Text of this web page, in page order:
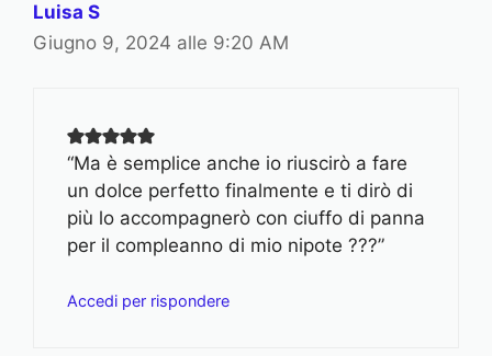
Luisa S
Giugno 9, 2024 alle 9:20 AM
“Ma è semplice anche io riuscirò a fare
un dolce perfetto finalmente e ti dirò di
più lo accompagnerò con ciuffo di panna
per il compleanno di mio nipote ???”
Accedi per rispondere